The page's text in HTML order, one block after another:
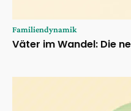
Familiendynamik
Väter im Wandel: Die